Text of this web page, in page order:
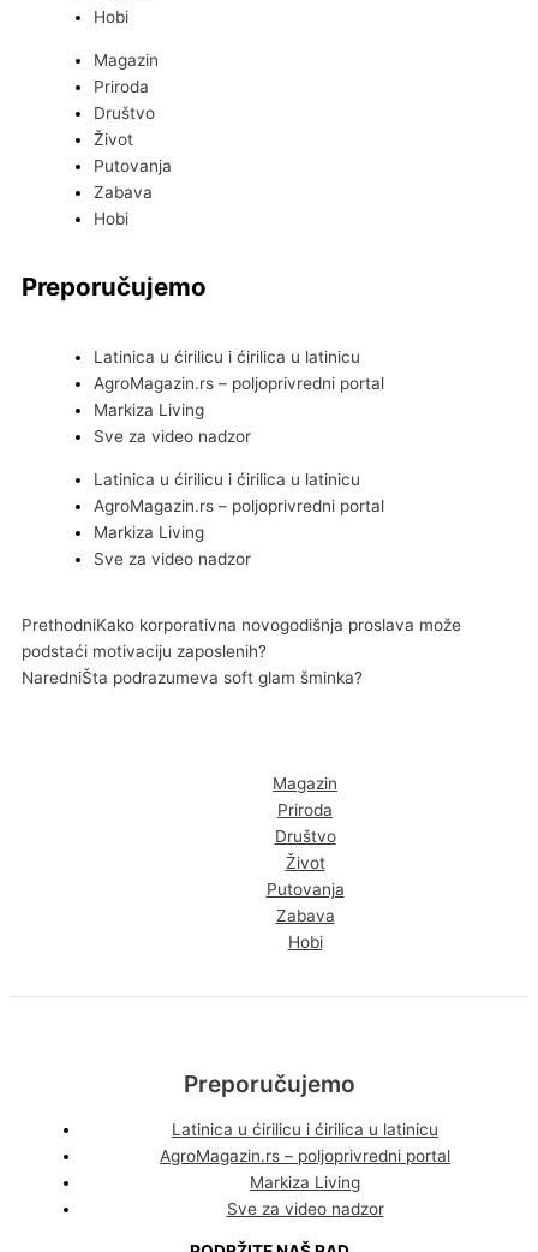
Hobi
Magazin
Priroda
Društvo
Život
Putovanja
Zabava
Hobi
Preporučujemo
Latinica u ćirilicu i ćirilica u latinicu
AgroMagazin.rs – poljoprivredni portal
Markiza Living
Sve za video nadzor
Latinica u ćirilicu i ćirilica u latinicu
AgroMagazin.rs – poljoprivredni portal
Markiza Living
Sve za video nadzor
Prev
PrethodniKako korporativna novogodišnja proslava može
podstaći motivaciju zaposlenih?
NaredniŠta podrazumeva soft glam šminka?
Sledeći
Magazin
Priroda
Društvo
Život
Putovanja
Zabava
Hobi
Preporučujemo
Latinica u ćirilicu i ćirilica u latinicu
AgroMagazin.rs – poljoprivredni portal
Markiza Living
Sve za video nadzor